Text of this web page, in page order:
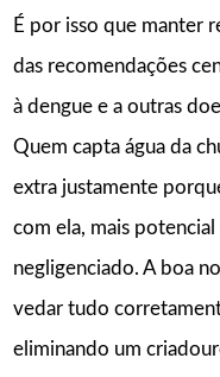
É por isso que manter
das recomendações
à dengue e a outras
Quem capta água da
extra justamente
com ela, mais
negligenciado. A boa
vedar tudo
eliminando um